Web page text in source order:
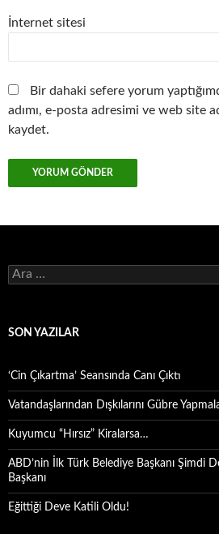
İnternet sitesi
Bir dahaki sefere yorum
adımı, e-posta adresimi ve web site
kaydet.
Arama:
SON YAZILAR
‘Cin Çıkartma’ Seansında Canı Çıktı
Vatandaşlarından Dışkılarını Gübre
Kuyumcu “Hırsız” Kiralarsa…
ABD’nin İlk Türk Belediye Başkanı Şimdi
Başkanı
Eğittiği Deve Katili Oldu!